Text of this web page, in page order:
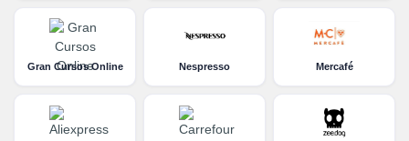
Gran Cursos Online Nespresso Mercafé